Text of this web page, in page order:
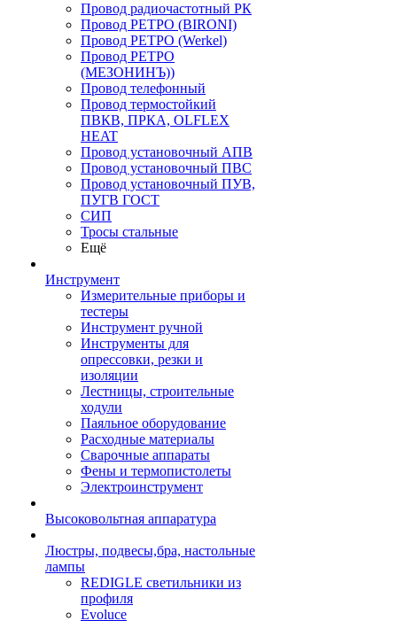
Провод радиочастотный РК
Провод РЕТРО (BIRONI)
Провод РЕТРО (Werkel)
Провод РЕТРО
(МЕЗОНИНЪ))
Провод телефонный
Провод термостойкий
ПВКВ, ПРКА, OLFLEX
HEAT
Провод установочный АПВ
Провод установочный ПВС
Провод установочный ПУВ,
ПУГВ ГОСТ
СИП
Тросы стальные
Ещё
Инструмент
Измерительные приборы и
тестеры
Инструмент ручной
Инструменты для
опрессовки, резки и
изоляции
Лестницы, строительные
ходули
Паяльное оборудование
Расходные материалы
Сварочные аппараты
Фены и термопистолеты
Электроинструмент
Высоковольтная аппаратура
Люстры, подвесы,бра, настольные
лампы
REDIGLE светильники из
профиля
Evoluce